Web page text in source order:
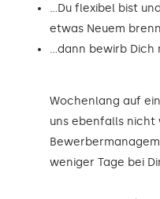
…Du flexibel bist
etwas Neuem
…dann bewirb Dich
Wochenlang auf
uns ebenfalls nicht
weniger Tage bei